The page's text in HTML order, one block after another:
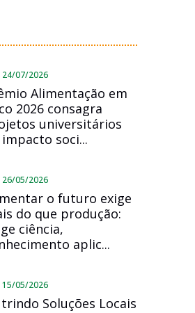
24/07/2026
Alimentação em
2026 consagra
universitários
soci...
26/05/2026
o futuro exige
do que produção:
ciência,
aplic...
15/05/2026
Soluções Locais